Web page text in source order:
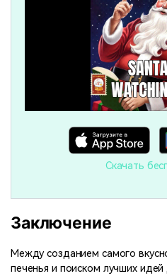
Скачать
Заключение
Между созданием самого
печенья и поиском лучших